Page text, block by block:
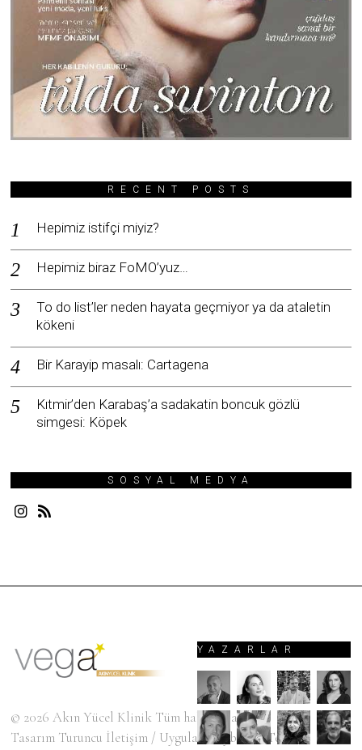
RECENT POSTS
Hepimiz istifçi miyiz?
Hepimiz biraz FoMO’yuz…
To do list’ler neden hayata geçmiyor ya da ataletin
kökeni
Bir Karayip masalı: Cartagena
Kıtmir’den Karabaş’a sadakatin boncuk gözlü
simgesi: Köpek
SOSYAL MEDYA
© 2026Akın Yücel Klinik Tüm hakları saklıdır.
Tasarım Turuncu İletişim / UygulamaSyberiumTechs
YAZARLAR